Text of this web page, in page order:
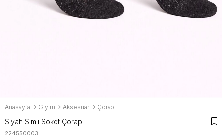
Anasayfa Giyim Aksesuar Çorap
Siyah Simli Soket Çorap
224550003